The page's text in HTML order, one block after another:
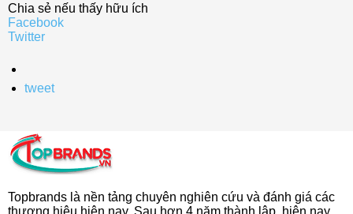
Chia sẻ nếu thấy hữu ích
Facebook
Twitter
tweet
Topbrands là nền tảng chuyên nghiên cứu và đánh giá các
thương hiệu hiện nay. Sau hơn 4 năm thành lập, hiện nay